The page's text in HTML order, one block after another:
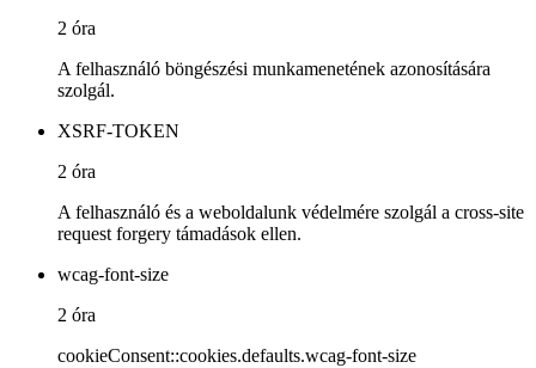
2 óra
A felhasználó böngészési munkamenetének azonosítására
szolgál.
XSRF-TOKEN
2 óra
A felhasználó és a weboldalunk védelmére szolgál a cross-site
request forgery támadások ellen.
wcag-font-size
2 óra
cookieConsent::cookies.defaults.wcag-font-size